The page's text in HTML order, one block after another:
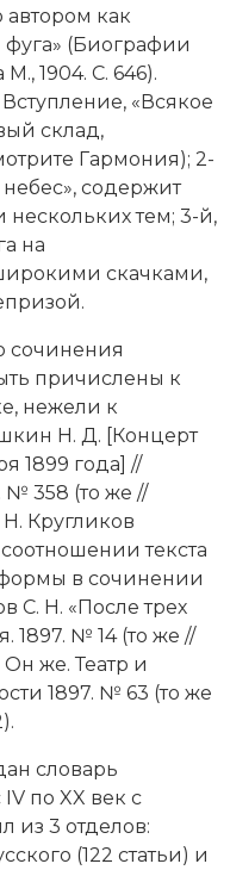
автором как
(Биографии
1904. С. 646).
«Всякое
склад,
Гармония); 2-
небес», содержит
тем; 3-й,
на
скачками,
сочинения
причислены к
нежели к
Н. Д. [Концерт
1899 года] //
№ 358 (то же //
Кругликов
текста
в сочинении
С. Н. «После трех
1897. № 14 (то же //
же. Театр и
1897. № 63 (то же
словарь
по XX век с
из 3 отделов:
(122 статьи) и